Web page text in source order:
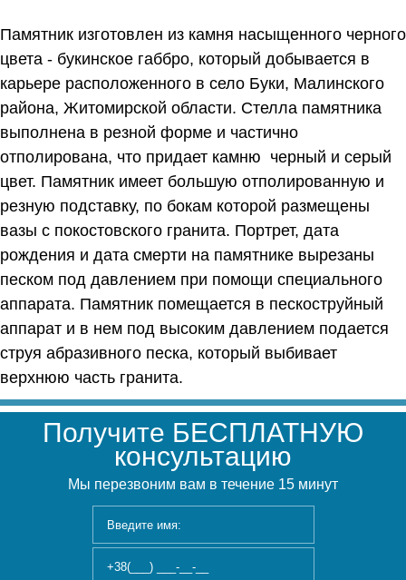
Памятник изготовлен из камня насыщенного черного
цвета - букинское габбро, который добывается в
карьере расположенного в село Буки, Малинского
района, Житомирской области. Стелла памятника
выполнена в резной форме и частично
отполирована, что придает камню черный и серый
цвет. Памятник имеет большую отполированную и
резную подставку, по бокам которой размещены
вазы с покостовского гранита. Портрет, дата
рождения и дата смерти на памятнике вырезаны
песком под давлением при помощи специального
аппарата. Памятник помещается в пескоструйный
аппарат и в нем под высоким давлением подается
струя абразивного песка, который выбивает
верхнюю часть гранита.
Получите БЕСПЛАТНУЮ
консультацию
Мы перезвоним вам в течение 15 минут